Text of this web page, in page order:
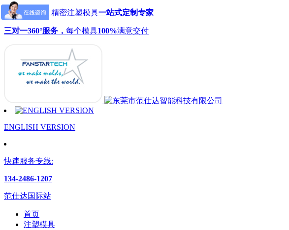
范仕达模具：精密注塑模具一站式定制专家
三对一360°服务， 每个模具100%满意交付
ENGLISH VERSION
快速服务专线:
134-2486-1207
范仕达国际站
首页
注塑模具